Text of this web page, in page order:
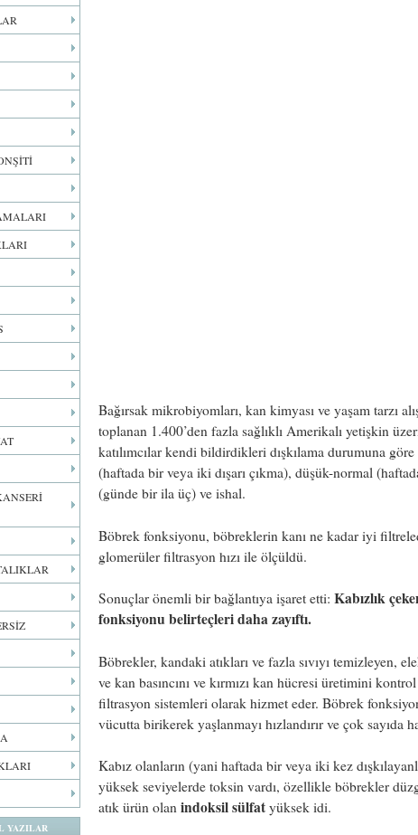
YAZILAR
Bağırsak mikrobiyomları, kan kimyası ve yaşam tarzı
toplanan 1.400’den fazla sağlıklı Amerikalı yetişkin
katılımcılar kendi bildirdikleri dışkılama durumuna göre
(haftada bir veya iki dışarı çıkma), düşük-normal
(günde bir ila üç) ve ishal.
Böbrek fonksiyonu, böbreklerin kanı ne kadar iyi
glomerüler filtrasyon hızı ile ölçüldü.
Sonuçlar önemli bir bağlantıya işaret etti: Kabızlık
fonksiyonu belirteçleri daha zayıftı.
Böbrekler, kandaki atıkları ve fazla sıvıyı temizleyen,
ve kan basıncını ve kırmızı kan hücresi üretimini
filtrasyon sistemleri olarak hizmet eder. Böbrek
vücutta birikerek yaşlanmayı hızlandırır ve çok sayıda
Kabız olanların (yani haftada bir veya iki kez
yüksek seviyelerde toksin vardı, özellikle böbrekler
atık ürün olan indoksil sülfat yüksek idi.